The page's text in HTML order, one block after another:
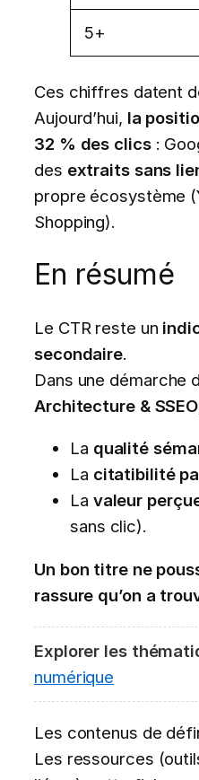
5+
Ces chiffres datent
Aujourd’hui, la
32 % des clics:
des extraits sans
propre écosystème
Shopping).
En résumé
Le CTR reste un
secondaire.
Dans une démarche
Architecture & SSEO
La qualité
La citatibilité
La valeur
sans clic).
Un bon titre ne
rassure qu’on a
Explorer les
numérique
Les contenus de
Les ressources